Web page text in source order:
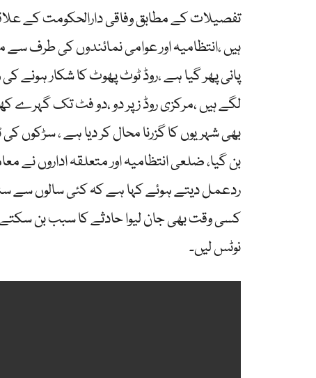
تفصیلات کے مطابق وفاقی دارالحکومت کے
ہیں ،انتظامیہ اور عوامی نمائندوں کی طرف
پانی پھر گیا ہے ،روڈ ٹوٹ پھوٹ کا شکار
لگے ہیں ،مرکزی روڈ ز پر دو ،دو فٹ تک
بھی شہریوں کا گزرنا محال کر دیا ہے ،
بن گیا، ضلعی انتظامیہ اور متعلقہ اداروں نے
ردعمل دیتے ہوئے کہا ہے کہ کئی سالوں سے
کسی وقت بھی جان لیوا حادثے کا سبب بن سکتے
نوٹس لیں۔